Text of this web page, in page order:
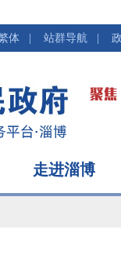
体 站群导航
走进淄博